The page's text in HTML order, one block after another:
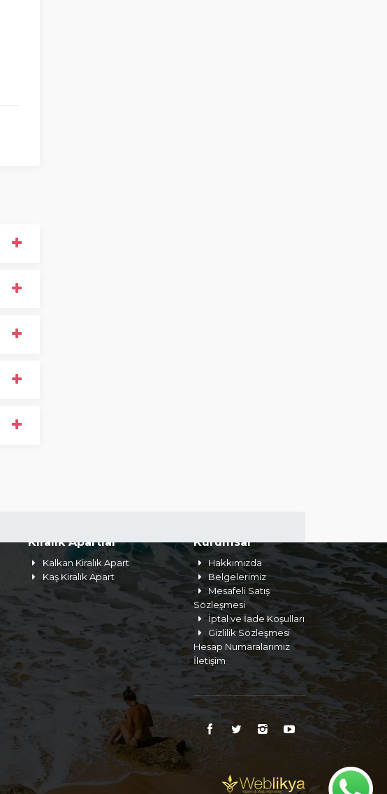
Kiralık Apartlar
Kalkan Kiralık Apart
Kaş Kiralık Apart
Kurumsal
Hakkımızda
Belgelerimiz
Mesafeli Satış
Sözleşmesi
İptal ve İade Koşulları
Gizlilik Sözleşmesi
Hesap Numaralarımız
İletişim